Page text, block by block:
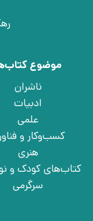
موضوع
ناشران
ادبیات
علمی
کسب‌وکار و
هنری
کتاب‌های کودک و
سرگرمی